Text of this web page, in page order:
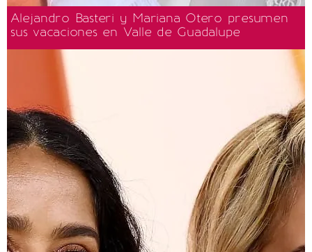
Alejandro Basteri y Mariana Otero presumen
sus vacaciones en Valle de Guadalupe